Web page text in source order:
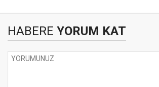
HABERE YORUM KAT